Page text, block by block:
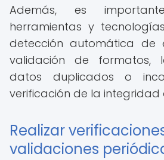
Además, es
herramientas y
detección automática de
validación de formatos,
datos duplicados o
verificación de la integridad
Realizar
validaciones